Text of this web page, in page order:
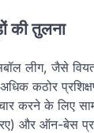
की तुलना
लीग, जैसे
कठोर
करने के लिए
और ऑन-बेस